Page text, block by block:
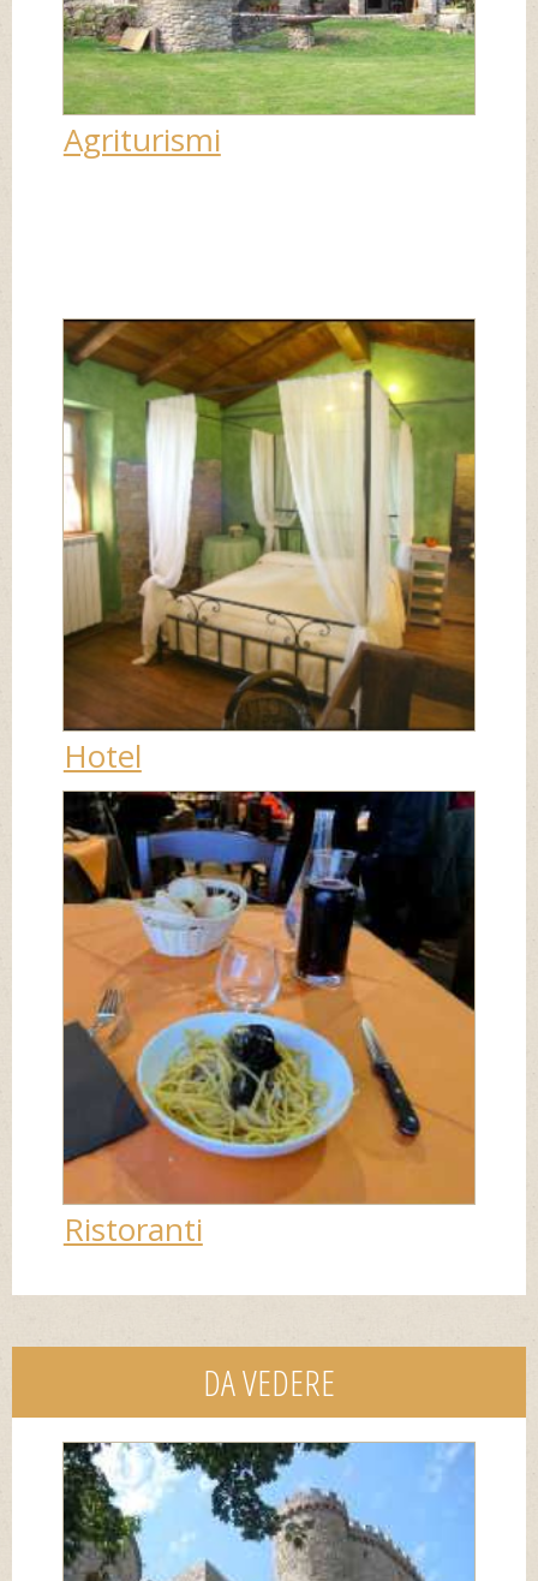
Agriturismi
Hotel
Ristoranti
DA VEDERE